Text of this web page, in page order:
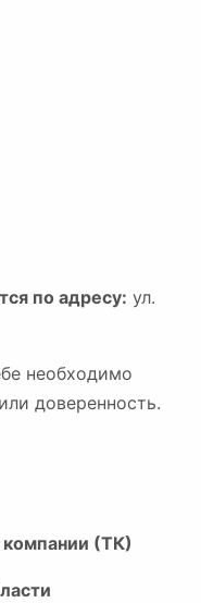
по адресу: ул.
необходимо
доверенность.
компании (ТК)